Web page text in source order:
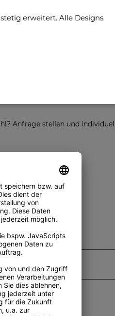
40 mm x
Anfrage stellen und
in Deutschland
Feuerzeug
erweitert. Alle Designs